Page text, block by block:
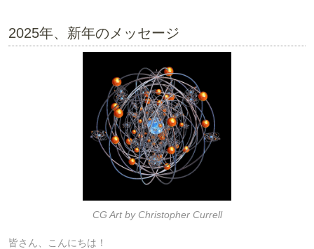
2025年、新年のメッセージ
CG Art by Christopher Currell
皆さん、こんにちは！